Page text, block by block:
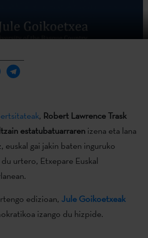
, Robert Lawrence Trask
estatubatuarraren izena eta lana
euskal gai jakin baten inguruko
urtero, Etxepare Euskal
edizioan, Jule Goikoetxeak
izango du hizpide.